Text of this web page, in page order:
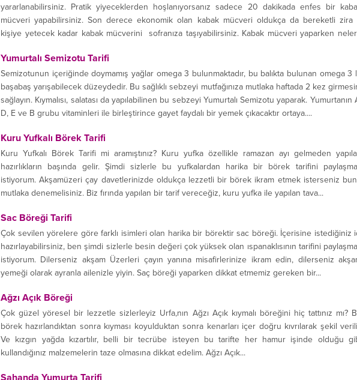
yararlanabilirsiniz. Pratik yiyeceklerden hoşlanıyorsanız sadece 20 dakikada enfes bir
mücveri yapabilirsiniz. Son derece ekonomik olan kabak mücveri oldukça da bereketli zira
kişiye yetecek kadar kabak mücverini sofranıza taşıyabilirsiniz. Kabak mücveri yaparken
Yumurtalı Semizotu Tarifi
Semizotunun içeriğinde doymamış yağlar omega 3 bulunmaktadır, bu balıkta bulunan omega 3
başabaş yarışabilecek düzeydedir. Bu sağlıklı sebzeyi mutfağınıza mutlaka haftada 2 kez
sağlayın. Kıymalısı, salatası da yapılabilinen bu sebzeyi Yumurtalı Semizotu yaparak. Yumurtanın
D, E ve B grubu vitaminleri ile birleştirince gayet faydalı bir yemek çıkacaktır ortaya....
Kuru Yufkalı Börek Tarifi
Kuru Yufkalı Börek Tarifi mi aramıştınız? Kuru yufka özellikle ramazan ayı gelmeden
hazırlıkların başında gelir. Şimdi sizlerle bu yufkalardan harika bir börek tarifini
istiyorum. Akşamüzeri çay davetlerinizde oldukça lezzetli bir börek ikram etmek isterseniz
mutlaka denemelisiniz. Biz fırında yapılan bir tarif vereceğiz, kuru yufka ile yapılan tava...
Sac Böreği Tarifi
Çok sevilen yörelere göre farklı isimleri olan harika bir börektir sac böreği. İçerisine istediğiniz
hazırlayabilirsiniz, ben şimdi sizlerle besin değeri çok yüksek olan ıspanaklısının tarifini
istiyorum. Dilerseniz akşam Üzerleri çayın yanına misafirlerinize ikram edin, dilerseniz
yemeği olarak ayranla ailenizle yiyin. Saç böreği yaparken dikkat etmemiz gereken bir...
Ağzı Açık Böreği
Çok güzel yöresel bir lezzetle sizlerleyiz Urfa,nın Ağzı Açık kıymalı böreğini hiç tattınız mı?
börek hazırlandıktan sonra kıyması koyulduktan sonra kenarları içer doğru kıvrılarak şekil
Ve kızgın yağda kızartılır, belli bir tecrübe isteyen bu tarifte her hamur işinde olduğu
kullandığınız malzemelerin taze olmasına dikkat edelim. Ağzı Açık...
Sahanda Yumurta Tarifi